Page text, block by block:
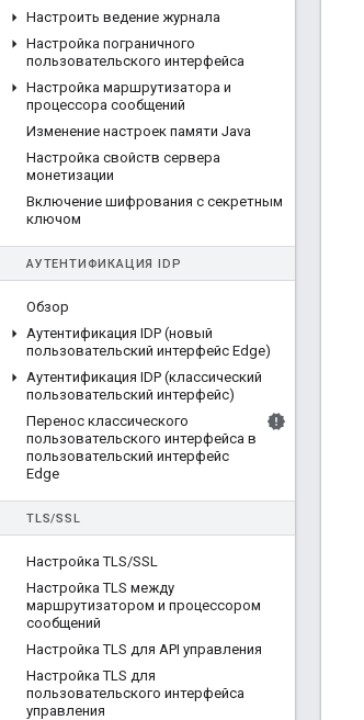
Настроить ведение журнала
Настройка пограничного
пользовательского интерфейса
Настройка маршрутизатора и
процессора сообщений
Изменение настроек памяти Java
Настройка свойств сервера
монетизации
Включение шифрования с секретным
ключом
АУТЕНТИФИКАЦИЯ IDP
Обзор
Аутентификация IDP (новый
пользовательский интерфейс Edge)
Аутентификация IDP (классический
пользовательский интерфейс)
Перенос классического
пользовательского интерфейса в
пользовательский интерфейс
Edge
TLS/SSL
Настройка TLS/SSL
Настройка TLS между
маршрутизатором и процессором
сообщений
Настройка TLS для API управления
Настройка TLS для
пользовательского интерфейса
управления